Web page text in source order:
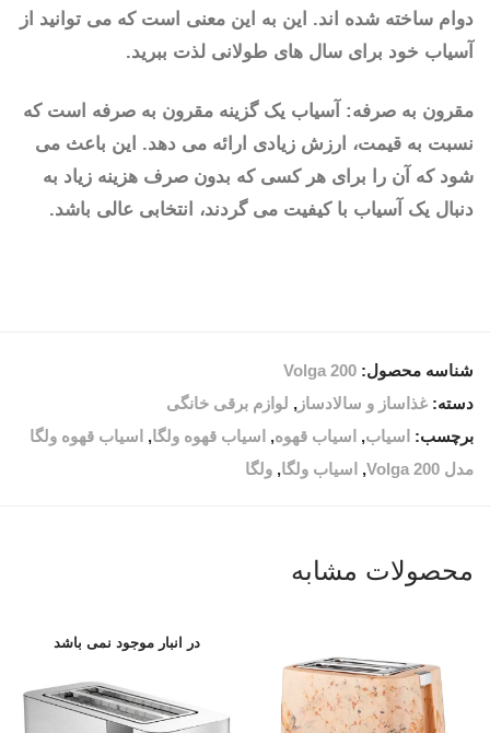
دوام ساخته شده اند. این به این معنی است که می توانید از
آسیاب خود برای سال های طولانی لذت ببرید.
مقرون به صرفه: آسیاب یک گزینه مقرون به صرفه است که
نسبت به قیمت، ارزش زیادی ارائه می دهد. این باعث می
شود که آن را برای هر کسی که بدون صرف هزینه زیاد به
دنبال یک آسیاب با کیفیت می گردند، انتخابی عالی باشد.
شناسه محصول: Volga 200
دسته: غذاساز و سالادساز , لوازم برقی خانگی
برچسب: اسیاب, اسیاب قهوه, اسیاب قهوه ولگا, اسیاب قهوه ولگا
مدل Volga 200
, اسیاب ولگا, ولگا
محصولات مشابه